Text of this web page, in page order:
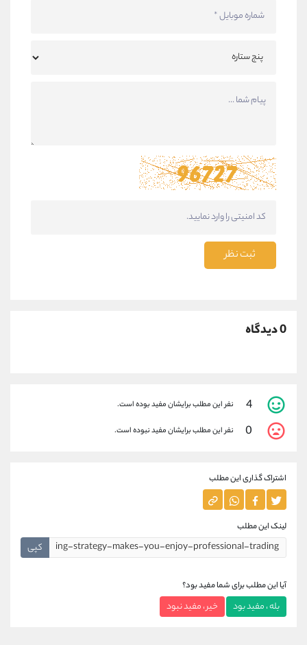
ثبت نظر
0 دیدگاه
4 نفر این مطلب برایشان مفید بوده است.
0 نفر این مطلب برایشان مفید نبوده است.
اشتراک گذاری این مطلب
لینک این مطلب
کپی
آیا این مطلب برای شما مفید بود؟
بله ، مفید بود خیر ، مفید نبود